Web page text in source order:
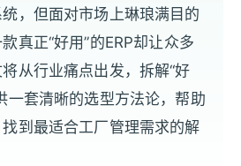
，但面对市场上琳琅满目的
真正“好用”的ERP却让众多
从行业痛点出发，拆解“好
一套清晰的选型方法论，帮助
到最适合工厂管理需求的解